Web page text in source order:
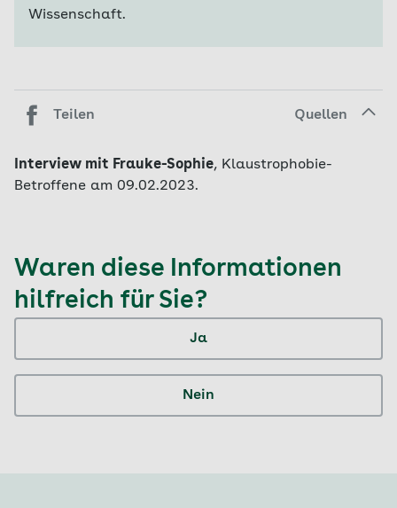
Wissenschaft.
Teilen Quellen
Interview mit Frauke-Sophie, Klaustrophobie-
Betroffene am 09.02.2023.
Waren diese Informationen
hilfreich für Sie?
Ja
Nein